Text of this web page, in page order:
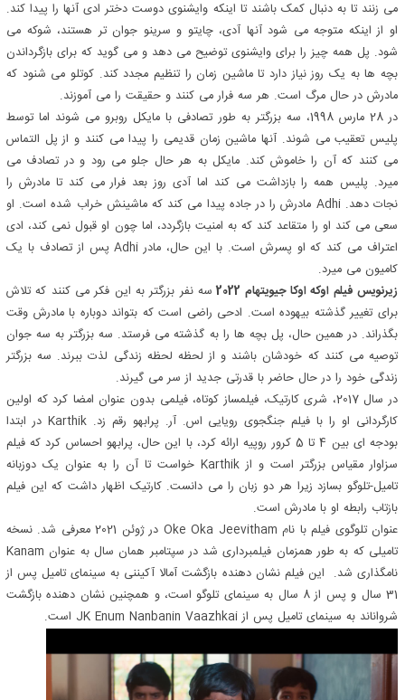
می زنند تا به دنبال کمک باشند تا اینکه وایشنوی دوست دختر ادی آنها را پیدا کند.
او از اینکه متوجه می شود آنها آدی، چایتو و سرینو جوان تر هستند، شوکه می
شود. پل همه چیز را برای وایشنوی توضیح می دهد و می گوید که برای بازگرداندن
بچه ها به یک روز نیاز دارد تا ماشین زمان را تنظیم مجدد کند. کوتلو می شنود که
مادرش در حال مرگ است. هر سه فرار می کنند و حقیقت را می آموزند.
در 28 مارس 1998، سه بزرگتر به طور تصادفی با مایکل روبرو می شوند اما توسط
پلیس تعقیب می شوند. آنها ماشین زمان قدیمی را پیدا می کنند و از پل التماس
می کنند که آن را خاموش کند. مایکل به هر حال جلو می رود و در تصادف می
میرد. پلیس همه را بازداشت می کند اما آدی روز بعد فرار می کند تا مادرش را
نجات دهد. Adhi مادرش را در جاده پیدا می کند که ماشینش خراب شده است. او
سعی می کند او را متقاعد کند که به امنیت بازگردد، اما چون او قبول نمی کند، ادی
اعتراف می کند که او پسرش است. با این حال، مادر Adhi پس از تصادف با یک
کامیون می میرد.
زیرنویس فیلم اوکه اوکا جیویتهام 2022
سه نفر بزرگتر به این فکر می کنند که تلاش
برای تغییر گذشته بیهوده است. ادحی راضی است که بتواند دوباره با مادرش وقت
بگذراند. در همین حال، پل بچه ها را به گذشته می فرستد. سه بزرگتر به سه جوان
توصیه می کنند که خودشان باشند و از لحظه لحظه زندگی لذت ببرند. سه بزرگتر
زندگی خود را در حال حاضر با قدرتی جدید از سر می گیرند.
در سال 2017، شری کارتیک، فیلمساز کوتاه، فیلمی بدون عنوان امضا کرد که اولین
کارگردانی او را با فیلم جنگجوی رویایی اس. آر. پرابهو رقم زد. Karthik در ابتدا
بودجه ای بین 4 تا 5 کرور روپیه ارائه کرد، با این حال، پرابهو احساس کرد که فیلم
سزاوار مقیاس بزرگتر است و از Karthik خواست تا آن را به عنوان یک دوزبانه
تامیل-تلوگو بسازد زیرا هر دو زبان را می دانست. کارتیک اظهار داشت که این فیلم
بازتاب رابطه او با مادرش است.
عنوان تلوگوی فیلم با نام Oke Oka Jeevitham در ژوئن 2021 معرفی شد. نسخه
تامیلی که به طور همزمان فیلمبرداری شد در سپتامبر همان سال به عنوان Kanam
نامگذاری شد. این فیلم نشان دهنده بازگشت آمالا آکیننی به سینمای تامیل پس از
31 سال و پس از 8 سال به سینمای تلوگو است، و همچنین نشان دهنده بازگشت
شرواناند به سینمای تامیل پس از JK Enum Nanbanin Vaazhkai است.